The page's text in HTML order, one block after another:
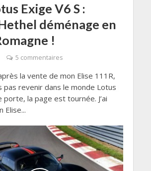
Exige V6 S :
déménage en
!
5 commentaires
la vente de mon Elise 111R,
pas revenir dans le monde Lotus
porte, la page est tournée. J’ai
Elise...